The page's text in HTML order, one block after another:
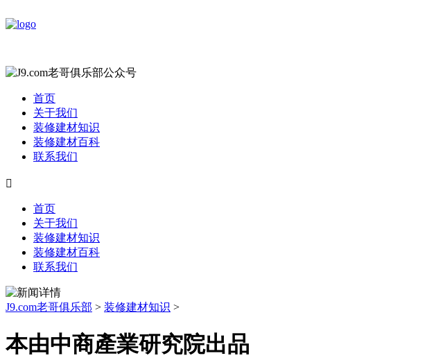
首页
关于我们
装修建材知识
装修建材百科
联系我们

首页
关于我们
装修建材知识
装修建材百科
联系我们
J9.com老哥俱乐部 > 装修建材知识 >
本由中商產業研究院出品